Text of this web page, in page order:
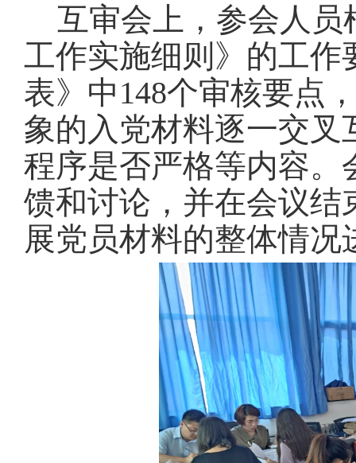
互审会上，参会人
工作实施细则》的工作
表》中148个审核要点
象的入党材料逐一交
程序是否严格等内容。
馈和讨论，并在会议结
展党员材料的整体情